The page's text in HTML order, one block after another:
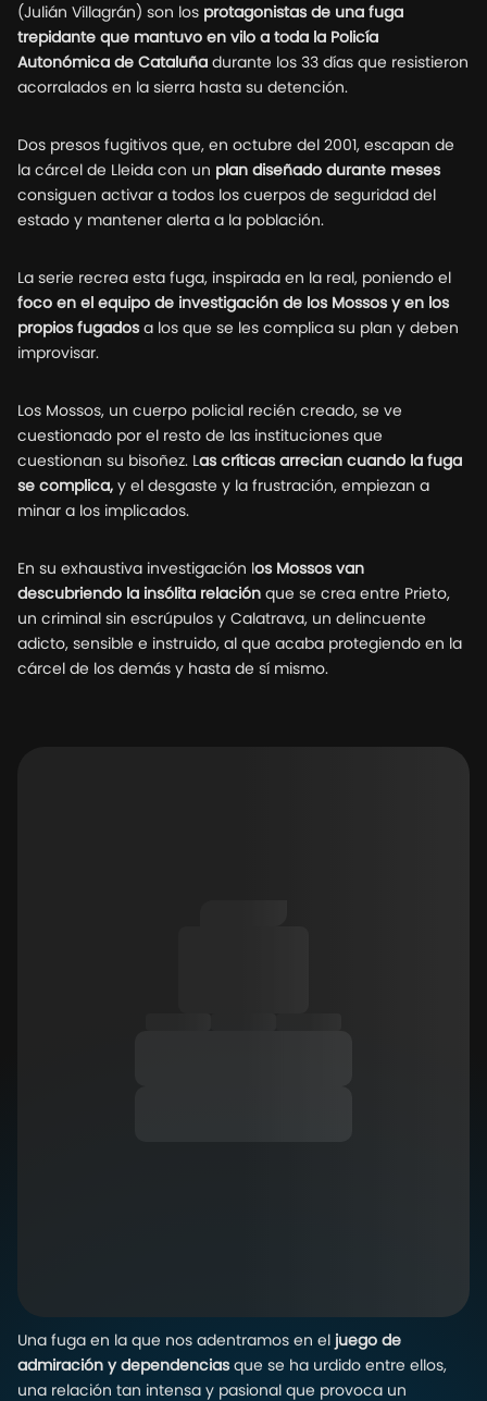
(Julián Villagrán) son los protagonistas de una fuga
trepidante que mantuvo en vilo a toda la Policía
Autonómica de Cataluña durante los 33 días que resistieron
acorralados en la sierra hasta su detención.
Dos presos fugitivos que, en octubre del 2001, escapan de
la cárcel de Lleida con un plan diseñado durante meses
consiguen activar a todos los cuerpos de seguridad del
estado y mantener alerta a la población.
La serie recrea esta fuga, inspirada en la real, poniendo el
foco en el equipo de investigación de los Mossos y en los
propios fugados a los que se les complica su plan y deben
improvisar.
Los Mossos, un cuerpo policial recién creado, se ve
cuestionado por el resto de las instituciones que
cuestionan su bisoñez. Las críticas arrecian cuando la fuga
se complica, y el desgaste y la frustración, empiezan a
minar a los implicados.
En su exhaustiva investigación los Mossos van
descubriendo la insólita relación que se crea entre Prieto,
un criminal sin escrúpulos y Calatrava, un delincuente
adicto, sensible e instruido, al que acaba protegiendo en la
cárcel de los demás y hasta de sí mismo.
Una fuga en la que nos adentramos en el juego de
admiración y dependenciasque se ha urdido entre ellos,
una relación tan intensa y pasional que provoca un